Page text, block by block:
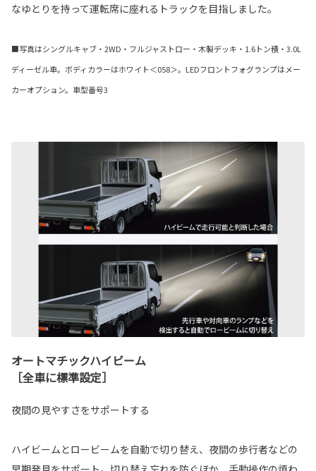
なゆとりを持って運転席に座れるトラックを目指しました。
■写真はシングルキャブ・2WD・フルジャストロー・木製デッキ・1.6トン積・3.0L
ディーゼル車。ボディカラーはホワイト＜058＞。LEDフロントフォグランプはメー
カーオプション。車型番号3
オートマチックハイビーム
［全車に標準設定］
夜間の見やすさをサポートする
ハイビームとロービームを自動で切り替え、夜間の歩行者などの